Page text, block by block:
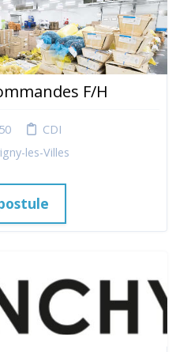
F/H
CDI
les-Villes